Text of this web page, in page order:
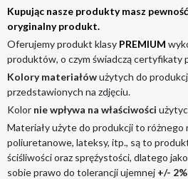
Kupując nasze produkty masz
oryginalny produkt.
Oferujemy produkt klasy PREMIUM
produktów, o czym świadczą certyfikaty
Kolory materiałówużytych do
przedstawionych na zdjęciu.
Kolor nie wpływa na właściwości
Materiały użyte do produkcji to różnego
poliuretanowe, lateksy, itp., są to
ściśliwości oraz spręźystości, dlatego
sobie prawo do tolerancji ujemnej +/- 2%